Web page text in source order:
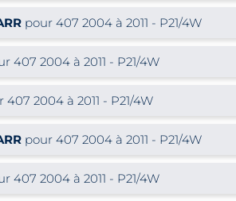
pour 407 2004 à 2011 - P21/4W
407 2004 à 2011 - P21/4W
407 2004 à 2011 - P21/4W
pour 407 2004 à 2011 - P21/4W
407 2004 à 2011 - P21/4W